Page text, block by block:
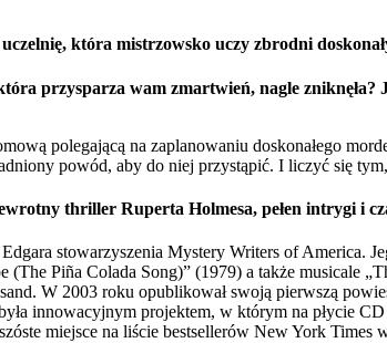
która mistrzowsko uczy zbrodni
przysparza wam zmartwień, nagle zniknęła?
polegającą na zaplanowaniu doskonałego
powód, aby do niej przystąpić. I liczyć się
thriller Ruperta Holmesa, pełen intrygi i
stowarzyszenia Mystery Writers of America.
(The Piña Colada Song)” (1979) a także musicale
W 2003 roku opublikował swoją pierwszą
innowacyjnym projektem, w którym na płycie
miejsce na liście bestsellerów New York